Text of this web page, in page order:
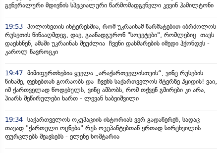
გენერალური მდივნის სპეციალური წარმომადგენელი კევინ ჰამილტონი
19:53 პოლონეთის ინტერესშია, რომ უკრაინამ წარმატებით იბრძოლოს
რუსეთის წინააღმდეგ, დაე, გაანადგურონ "სოვეტები", რომლებიც თავს
დაესხნენ, ამაში უკრაინას შეუძლია ჩვენი დახმარების იმედი ჰქონდეს -
კაროლ ნავროცკი
19:47 მიმიფურთხებია ყველა „არაქართველისთვის“, ვინც რუსების
წინაშე, ფეხებთან გორაობს და ჩვენს საქართველოს მტერზე ჰყიდის! ვაი,
იმ ქართველად წოდებულს, ვინც ამბობს, რომ თქვენ გმირები კი არა,
პიარს შეწირულები ხართ - ლევან ხაბეიშვილი
19:34 საქართველოს ოკუპაციის ისტორიას ვერ გადაწერენ, სადაც
თავად "ქართული ოცნება" რუს ოკუპანტებთან ერთად სირცხვილის
ფურცლებს შეავსებს - ელენე ხოშტარია